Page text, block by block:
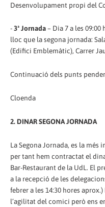
Desenvolupament propi del
-3ª Jornada– Dia 7 a les
lloc que la segona jornada:
(Edifici Emblemàtic), Carrer
Continuació dels punts
Cloenda
2. DINAR SEGONA JORNADA
La Segona Jornada, es la
per tant hem contractat el
Bar-Restaurant de la UdL. El
a la recepció de les
febrer a les 14:30 hores
l’agilitat del comici però ens